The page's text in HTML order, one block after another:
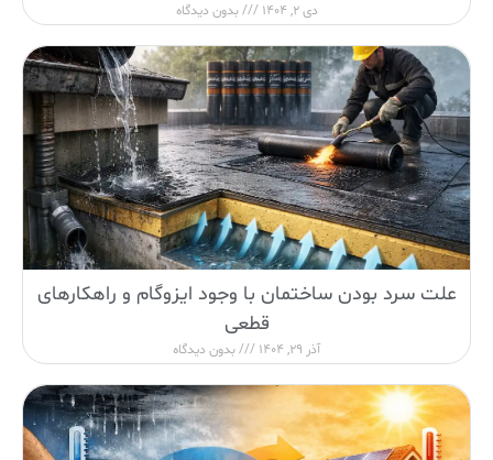
دی 2, 1404 بدون دیدگاه
علت سرد بودن ساختمان با وجود ایزوگام و راهکارهای
قطعی
آذر 29, 1404 بدون دیدگاه